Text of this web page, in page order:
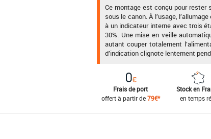
Ce montage est conçu pour rester
sous le canon. À l’usage,
à un indicateur interne avec trois
30%. Une mise en veille
autant couper totalement
d’indication clignote lentement
Frais de port
offert à partir de79€*
Stock en
en temps